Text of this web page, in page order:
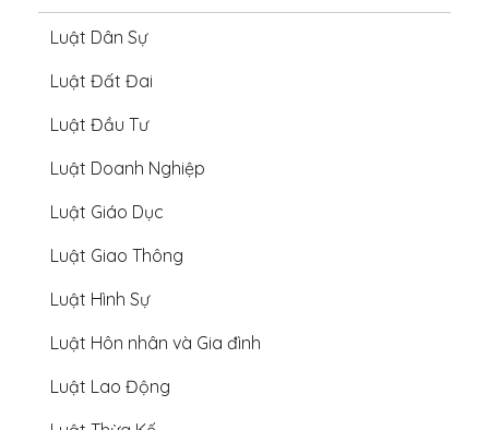
Luật Dân Sự
Luật Đất Đai
Luật Đầu Tư
Luật Doanh Nghiệp
Luật Giáo Dục
Luật Giao Thông
Luật Hình Sự
Luật Hôn nhân và Gia đình
Luật Lao Động